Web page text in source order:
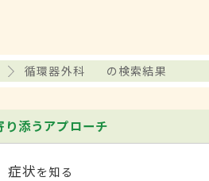
循環器外科 の検索結果
り添うアプローチ
症状を知る